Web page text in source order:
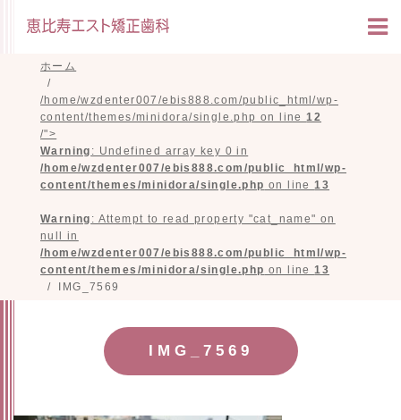
ホーム
/home/wzdenter007/ebis888.com/public_html/wp-
content/themes/minidora/single.php on line12
/">
Warning : Undefined array key 0 in
/home/wzdenter007/ebis888.com/public_html/wp-
content/themes/minidora/single.php on line13
Warning : Attempt to read property "cat_name" on
null in
/home/wzdenter007/ebis888.com/public_html/wp-
content/themes/minidora/single.php on line13
IMG_7569
IMG_7569